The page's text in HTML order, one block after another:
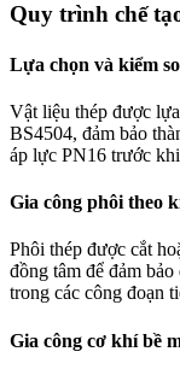
Quy trình chế
Lựa chọn và kiểm
Vật liệu thép được
BS4504, đảm bảo
áp lực PN16 trước
Gia công phôi theo
Phôi thép được cắt
đồng tâm để đảm
trong các công đoạn
Gia công cơ khí bề